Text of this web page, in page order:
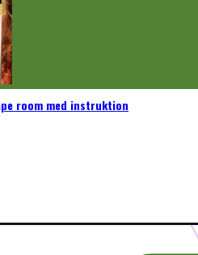
room med instruktion